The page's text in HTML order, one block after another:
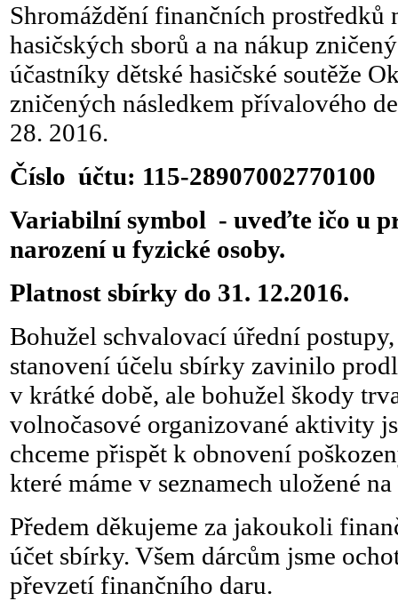
Shromáždění finančních prostředků
hasičských sborů a na nákup
účastníky dětské hasičské soutěže
zničených následkem přívalového
28. 2016.
Číslo účtu: 115-28907002770100
Variabilní symbol - uveďte ičo u
narození u fyzické osoby.
Platnost sbírky do 31. 12.2016.
Bohužel schvalovací úřední
stanovení účelu sbírky zavinilo
v krátké době, ale bohužel škody
volnočasové organizované aktivity
chceme přispět k obnovení
které máme v seznamech uložené
Předem děkujeme za jakoukoli
účet sbírky. Všem dárcům jsme
převzetí finančního daru.